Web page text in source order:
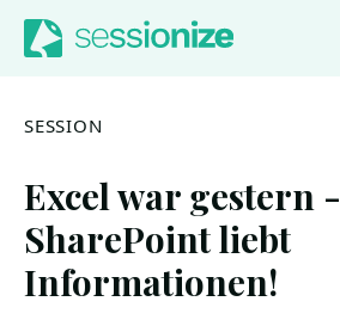
Jump to navigation
Jump to content
SESSION
Excel war gestern -
SharePoint liebt
Informationen!